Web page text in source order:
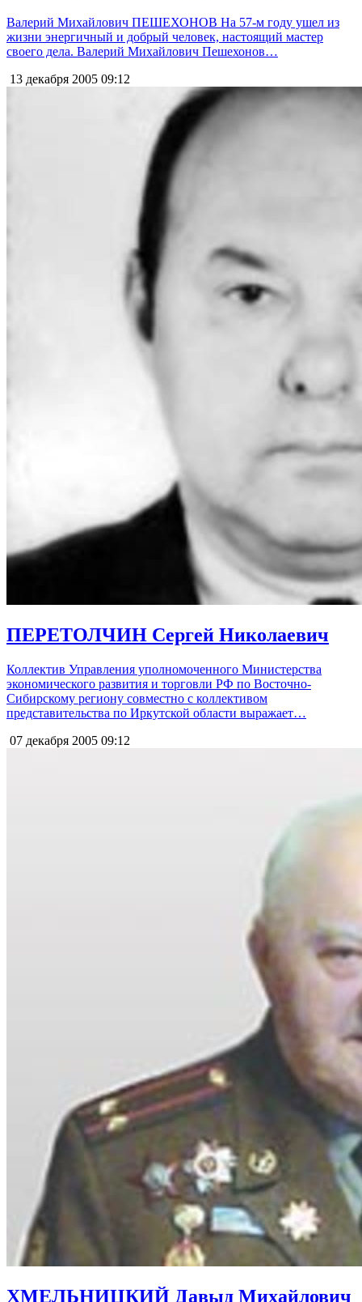
Валерий Михайлович ПЕШЕХОНОВ На 57-м году ушел из
жизни энергичный и добрый человек, настоящий мастер
своего дела. Валерий Михайлович Пешехонов…
13 декабря 2005 09:12
ПЕРЕТОЛЧИН Сергей Николаевич
Коллектив Управления уполномоченного Министерства
экономического развития и торговли РФ по Восточно-
Сибирскому региону совместно с коллективом
представительства по Иркутской области выражает…
07 декабря 2005 09:12
ХМЕЛЬНИЦКИЙ Давыд Михайлович